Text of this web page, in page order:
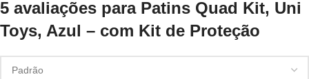
5 avaliações para Patins Quad Kit, Uni
Toys, Azul – com Kit de Proteção